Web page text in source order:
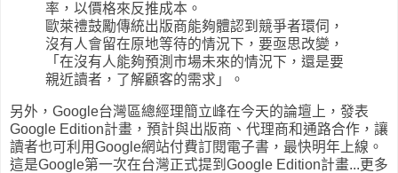
率，以價格來反推成本。
歐萊禮鼓勵傳統出版商能夠體認到競爭者環伺，
沒有人會留在原地等待的情況下，要亟思改變，
「在沒有人能夠預測市場未來的情況下，還是要
親近讀者，了解顧客的需求」。
另外，Google台灣區總經理簡立峰在今天的論壇上，發表
Google Edition計畫，預計與出版商、代理商和通路合作，讓
讀者也可利用Google網站付費訂閱電子書，最快明年上線。
這是Google第一次在台灣正式提到Google Edition計畫...更多